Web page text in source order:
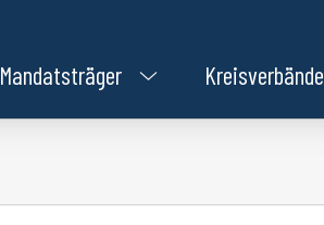
Mandatsträger Kreisverbände